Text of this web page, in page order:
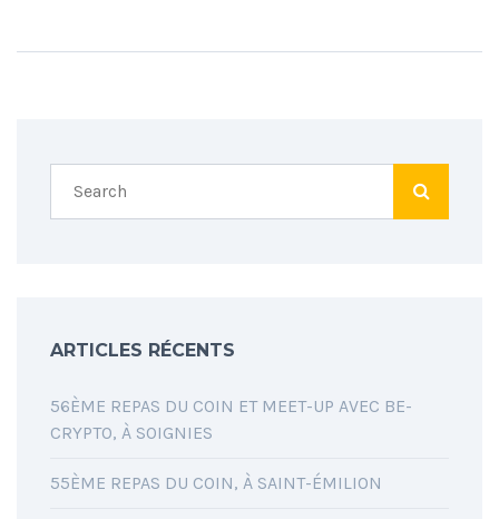
ARTICLES RÉCENTS
56ÈME REPAS DU COIN ET MEET-UP AVEC BE-
CRYPTO, À SOIGNIES
55ÈME REPAS DU COIN, À SAINT-ÉMILION